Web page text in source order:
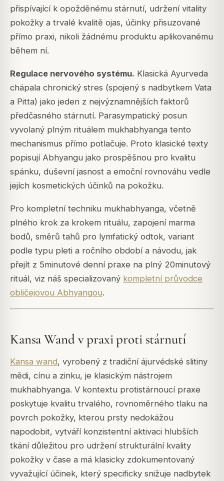
přispívající k opožděnému stárnutí, udržení vitality
pokožky a trvalé kvalitě ojas, účinky přisuzované
přímo praxi, nikoli žádnému produktu aplikovanému
během ní.
Regulace nervového systému. Klasická Ayurveda
chápala chronický stres (spojený s nadbytkem Vata
a Pitta) jako jeden z nejvýznamnějších faktorů
předčasného stárnutí. Parasympatický posun
vyvolaný plným rituálem mukhabhyanga tento
mechanismus přímo potlačuje. Proto klasické texty
popisují Abhyangu jako prospěšnou pro kvalitu
spánku, duševní jasnost a emoční rovnováhu vedle
jejích kosmetických účinků na pokožku.
Pro kompletní techniku mukhabhyanga, včetně
plného krok za krokem rituálu, zapojení marma
bodů, směrů tahů pro lymfatický odtok, variant
podle typu pleti a ročního období a návodu, jak
přejít z 5minutové denní praxe na plný 20minutový
rituál, viz náš specializovaný kompletní průvodce
obličejovou Abhyangou.
Kansa Wand v praxi proti stárnutí
Kansa wand, vyrobený z tradiční ájurvédské slitiny
mědi, cínu a zinku, je klasickým nástrojem
mukhabhyanga. V kontextu protistárnoucí praxe
poskytuje kvalitu trvalého, rovnoměrného tlaku na
povrch pokožky, kterou prsty nedokážou
napodobit, vytváří konzistentní aktivaci hlubších
tkání důležitou pro udržení strukturální kvality
pokožky v čase a má klasicky zdokumentovaný
vyvažující účinek, který specificky snižuje nadbytek